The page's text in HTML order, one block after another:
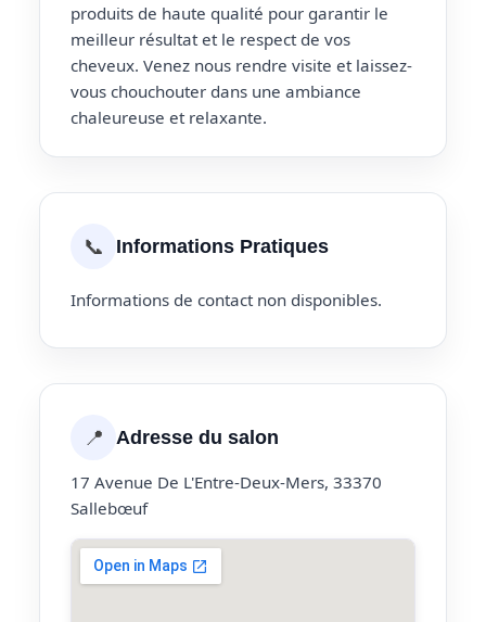
produits de haute qualité pour garantir le
meilleur résultat et le respect de vos
cheveux. Venez nous rendre visite et laissez-
vous chouchouter dans une ambiance
chaleureuse et relaxante.
📞 Informations Pratiques
Informations de contact non disponibles.
📍 Adresse du salon
17 Avenue De L'Entre-Deux-Mers, 33370
Sallebœuf